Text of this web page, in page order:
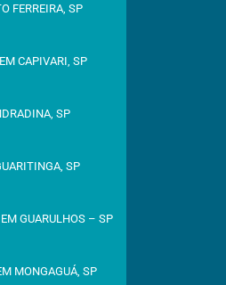
FERREIRA, SP
CAPIVARI, SP
SP
SP
GUARULHOS – SP
MONGAGUÁ, SP